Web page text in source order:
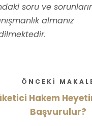
soru ve
almanız
ÖNCEKI
Hakem
Başvurulur?